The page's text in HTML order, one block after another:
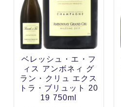
ベレッシュ・エ・フ
ィス アンボネィ グ
ラン・クリュ エクス
トラ・ブリュット 20
19 750ml